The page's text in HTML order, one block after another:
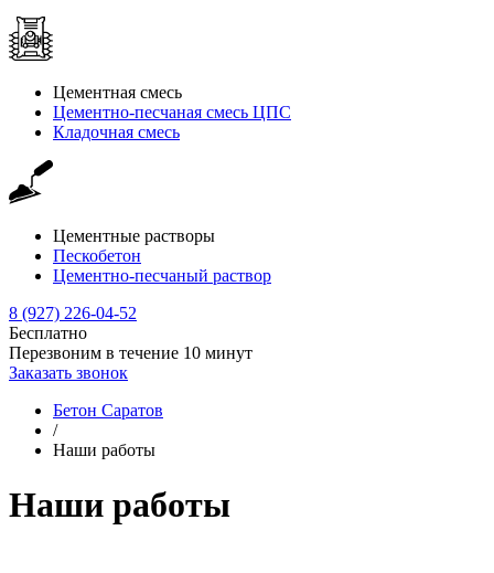
Цементная смесь
Цементно-песчаная смесь ЦПС
Кладочная смесь
Цементные растворы
Пескобетон
Цементно-песчаный раствор
8 (927) 226-04-52
Бесплатно
Перезвоним в течение 10 минут
Заказать звонок
Бетон Саратов
/
Наши работы
Наши работы